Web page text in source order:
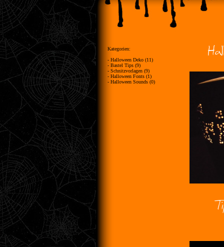
Kategorien:
- Halloween Deko (11)
- Bastel Tips (9)
- Schnitzvorlagen (9)
- Halloween Fonts (1)
- Halloween Sounds (0)